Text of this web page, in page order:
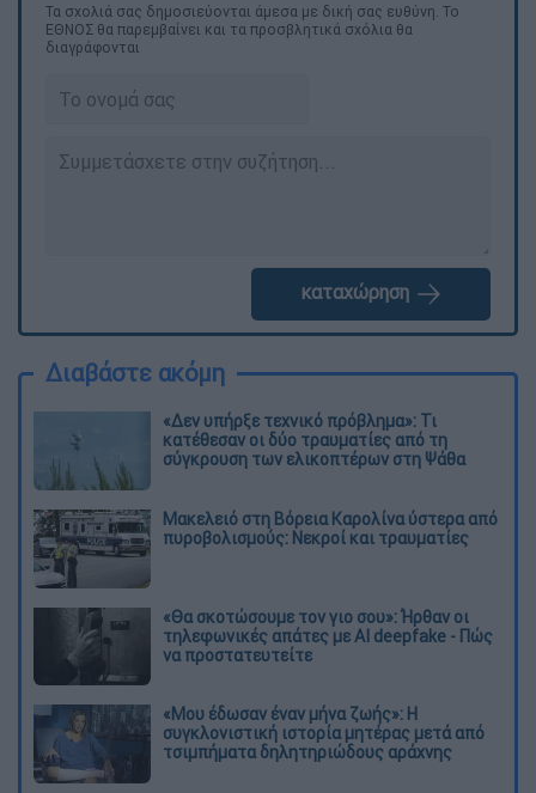
Τα σχολιά σας δημοσιεύονται άμεσα με δική σας ευθύνη. Το
ΕΘΝΟΣ θα παρεμβαίνει και τα προσβλητικά σχόλια θα
διαγράφονται
καταχώρηση
Διαβάστε ακόμη
«Δεν υπήρξε τεχνικό πρόβλημα»: Τι
κατέθεσαν οι δύο τραυματίες από τη
σύγκρουση των ελικοπτέρων στη Ψάθα
Μακελειό στη Βόρεια Καρολίνα ύστερα από
πυροβολισμούς: Νεκροί και τραυματίες
«Θα σκοτώσουμε τον γιο σου»: Ήρθαν οι
τηλεφωνικές απάτες με AI deepfake - Πώς
να προστατευτείτε
«Μου έδωσαν έναν μήνα ζωής»: Η
συγκλονιστική ιστορία μητέρας μετά από
τσιμπήματα δηλητηριώδους αράχνης